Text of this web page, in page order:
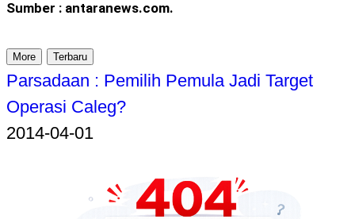
Sumber : antaranews.com.
More Terbaru
Parsadaan : Pemilih Pemula Jadi Target
Operasi Caleg?
2014-04-01